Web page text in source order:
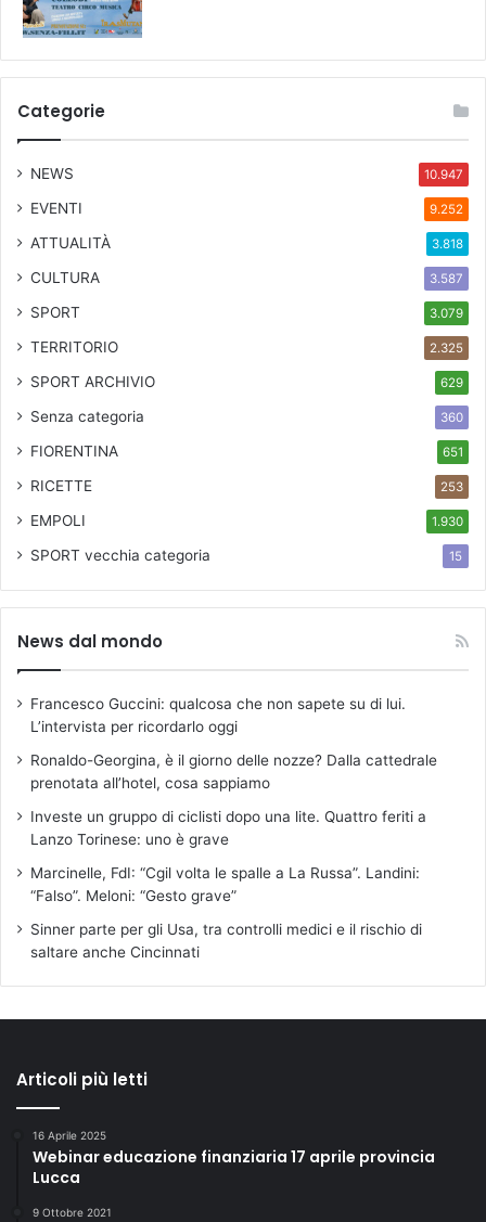
Categorie
NEWS 10.947
EVENTI 9.252
ATTUALITÀ 3.818
CULTURA 3.587
SPORT 3.079
TERRITORIO 2.325
SPORT ARCHIVIO 629
Senza categoria 360
FIORENTINA 651
RICETTE 253
EMPOLI 1.930
SPORT vecchia categoria 15
News dal mondo
Francesco Guccini: qualcosa che non sapete su di lui.
L’intervista per ricordarlo oggi
Ronaldo-Georgina, è il giorno delle nozze? Dalla cattedrale
prenotata all’hotel, cosa sappiamo
Investe un gruppo di ciclisti dopo una lite. Quattro feriti a
Lanzo Torinese: uno è grave
Marcinelle, FdI: “Cgil volta le spalle a La Russa”. Landini:
“Falso”. Meloni: “Gesto grave”
Sinner parte per gli Usa, tra controlli medici e il rischio di
saltare anche Cincinnati
Articoli più letti
16 Aprile 2025
Webinar educazione finanziaria 17 aprile provincia
Lucca
9 Ottobre 2021